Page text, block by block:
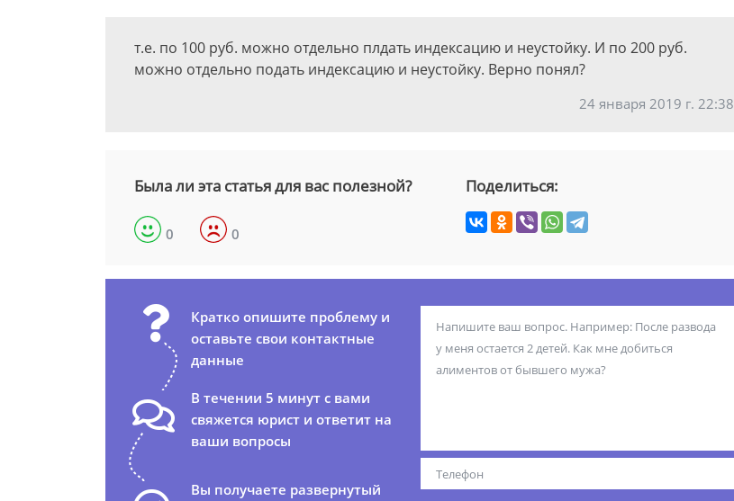
т.е. по 100 руб. можно отдельно плдать индексацию и неустойку. И по 200 руб.
можно отдельно подать индексацию и неустойку. Верно понял?
24 января 2019 г. 22:38
Была ли эта статья для вас полезной?
0 0
Поделиться:
Кратко опишите проблему и
оставьте свои контактные
данные
В течении 5 минут с вами
свяжется юрист и ответит на
ваши вопросы
Вы получаете развернутый